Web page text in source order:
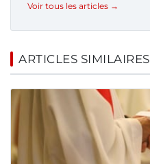
Voir tous les articles →
ARTICLES SIMILAIRES